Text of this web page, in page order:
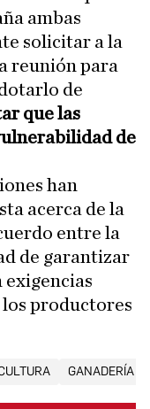
ambas
solicitar a la
reunión para
de
que las
de
han
acerca de la
entre la
de garantizar
los productores
GANADERÍA